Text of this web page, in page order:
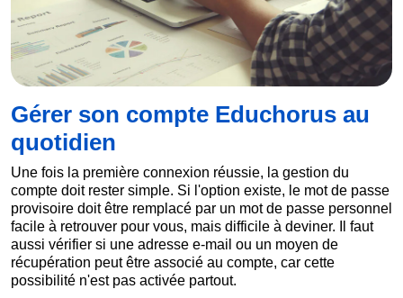
Gérer son compte Educhorus au
quotidien
Une fois la première connexion réussie, la gestion du
compte doit rester simple. Si l'option existe, le mot de passe
provisoire doit être remplacé par un mot de passe personnel
facile à retrouver pour vous, mais difficile à deviner. Il faut
aussi vérifier si une adresse e-mail ou un moyen de
récupération peut être associé au compte, car cette
possibilité n'est pas activée partout.